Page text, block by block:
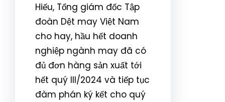
Hiếu, Tổng giám đốc Tập
đoàn Dệt may Việt Nam
cho hay, hầu hết doanh
nghiệp ngành may đã có
đủ đơn hàng sản xuất tới
hết quý III/2024 và tiếp tục
đàm phán ký kết cho quý